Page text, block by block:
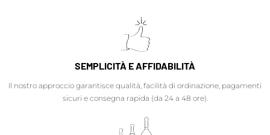
SEMPLICITÀ E AFFIDABILITÀ
Il nostro approccio garantisce qualità, facilità di ordinazione, pagamenti
sicuri e consegna rapida (da 24 a 48 ore).